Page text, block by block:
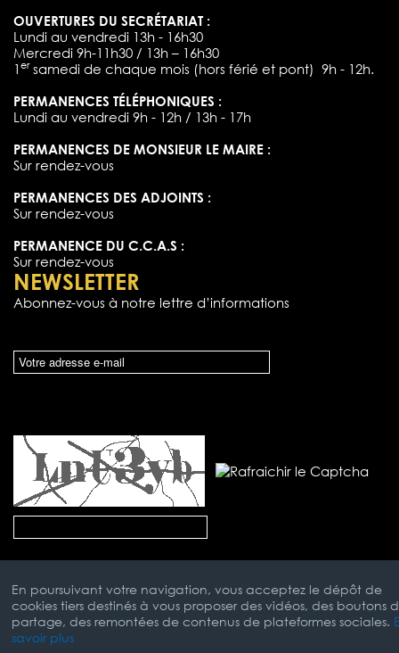
OUVERTURES DU SECRÉTARIAT :
Lundi au vendredi 13h - 16h30
Mercredi 9h-11h30 / 13h – 16h30
1 ersamedi de chaque mois (hors férié et pont) 9h - 12h.
PERMANENCES TÉLÉPHONIQUES :
Lundi au vendredi 9h - 12h / 13h - 17h
PERMANENCES DE MONSIEUR LE MAIRE :
Sur rendez-vous
PERMANENCES DES ADJOINTS :
Sur rendez-vous
PERMANENCE DU C.C.A.S :
Sur rendez-vous
NEWSLETTER
Abonnez-vous à notre lettre d’informations
En poursuivant votre navigation, vous acceptez le dépôt de
cookies tiers destinés à vous proposer des vidéos, des boutons
partage, des remontées de contenus de plateformes sociales.
savoir plus